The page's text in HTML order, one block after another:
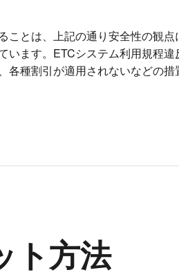
ことは、上記の通り安全性の観
います。ETCシステム利用規程
各種割引が適用されないなどの
ト方法